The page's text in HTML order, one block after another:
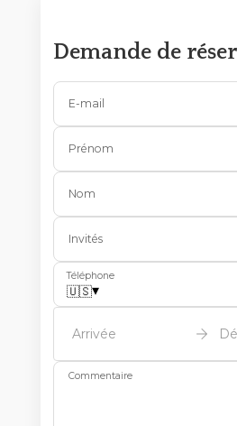
Demande de
E-mail
Prénom
Nom
Invités
Téléphone
🇺🇸▾
Arrivée
Commentaire